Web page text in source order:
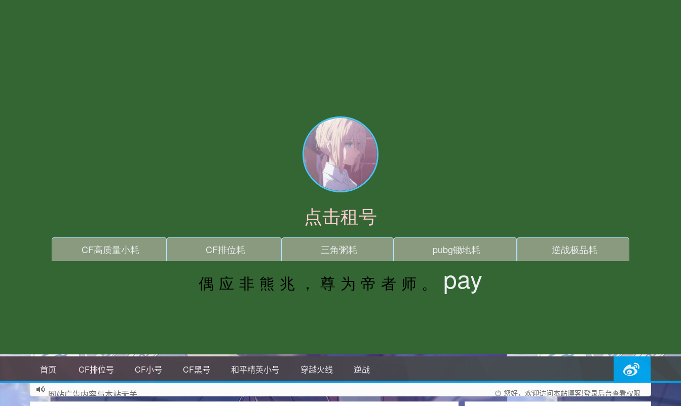
首页 CF排位号 CF小号 CF黑号 和平精英小号 穿越火线 逆战
您好，欢迎访问本站博客!登录后台查看权限
网站广告内容与本站无关